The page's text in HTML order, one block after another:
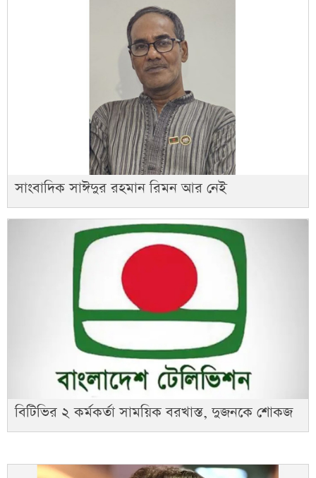
সাংবাদিক সাঈদুর রহমান রিমন আর নেই
বিটিভির ২ কর্মকর্তা সাময়িক বরখাস্ত, দুজনকে শোকজ